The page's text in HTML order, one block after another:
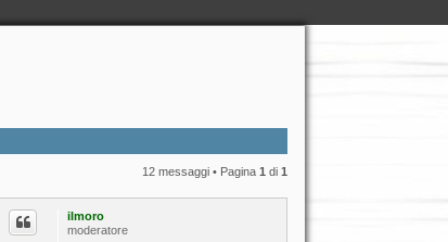
12 messaggi • Pagina1 di1
ilmoro
moderatore